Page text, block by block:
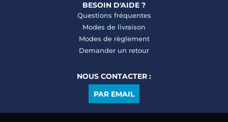
BESOIN D'AIDE ?
Questions fréquentes
Modes de livraison
Modes de règlement
Demander un retour
NOUS CONTACTER :
PAR EMAIL